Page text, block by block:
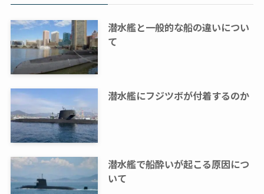
潜水艦と一般的な船の違いについ
て
潜水艦にフジツボが付着するのか
潜水艦で船酔いが起こる原因につ
いて